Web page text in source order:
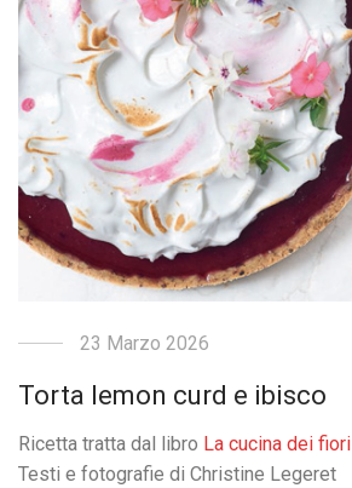
23 Marzo 2026
Torta lemon curd e ibisco
Ricetta tratta dal libro La cucina dei fiori
Testi e fotografie di Christine Legeret